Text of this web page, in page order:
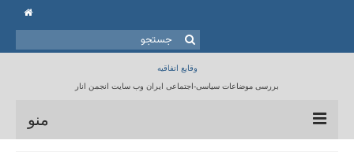
جستجو
برای:
وقایع اتفاقیه
بررسی موضاعات سیاسی-اجتماعی ایران وب سایت انجمن انار
منو